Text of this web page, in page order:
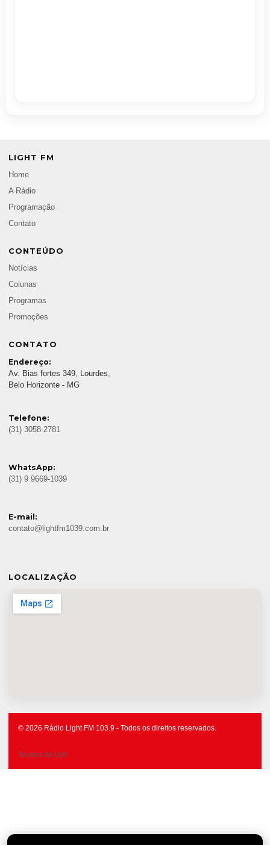
LIGHT FM
Home
A Rádio
Programação
Contato
CONTEÚDO
Notícias
Colunas
Programas
Promoções
CONTATO
Endereço:
Av. Bias fortes 349, Lourdes,
Belo Horizonte - MG
Telefone:
(31) 3058-2781
WhatsApp:
(31) 9 9669-1039
E-mail:
contato@lightfm1039.com.br
LOCALIZAÇÃO
© 2026 Rádio Light FM 103.9 - Todos os direitos reservados.
Termos de Uso